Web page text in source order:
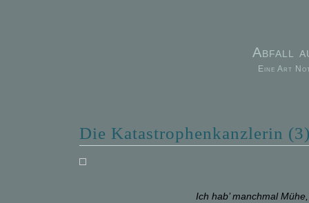
Abfall
Eine Art
Die Katastrophenkanzlerin
Ich hab’ manchmal